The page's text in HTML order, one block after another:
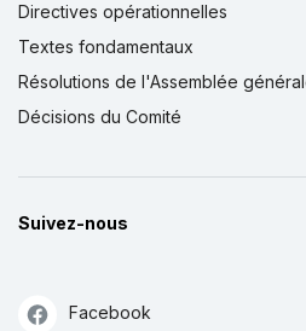
Directives opérationnelles
Textes fondamentaux
Résolutions de l'Assemblée
Décisions du Comité
Suivez-nous
Facebook